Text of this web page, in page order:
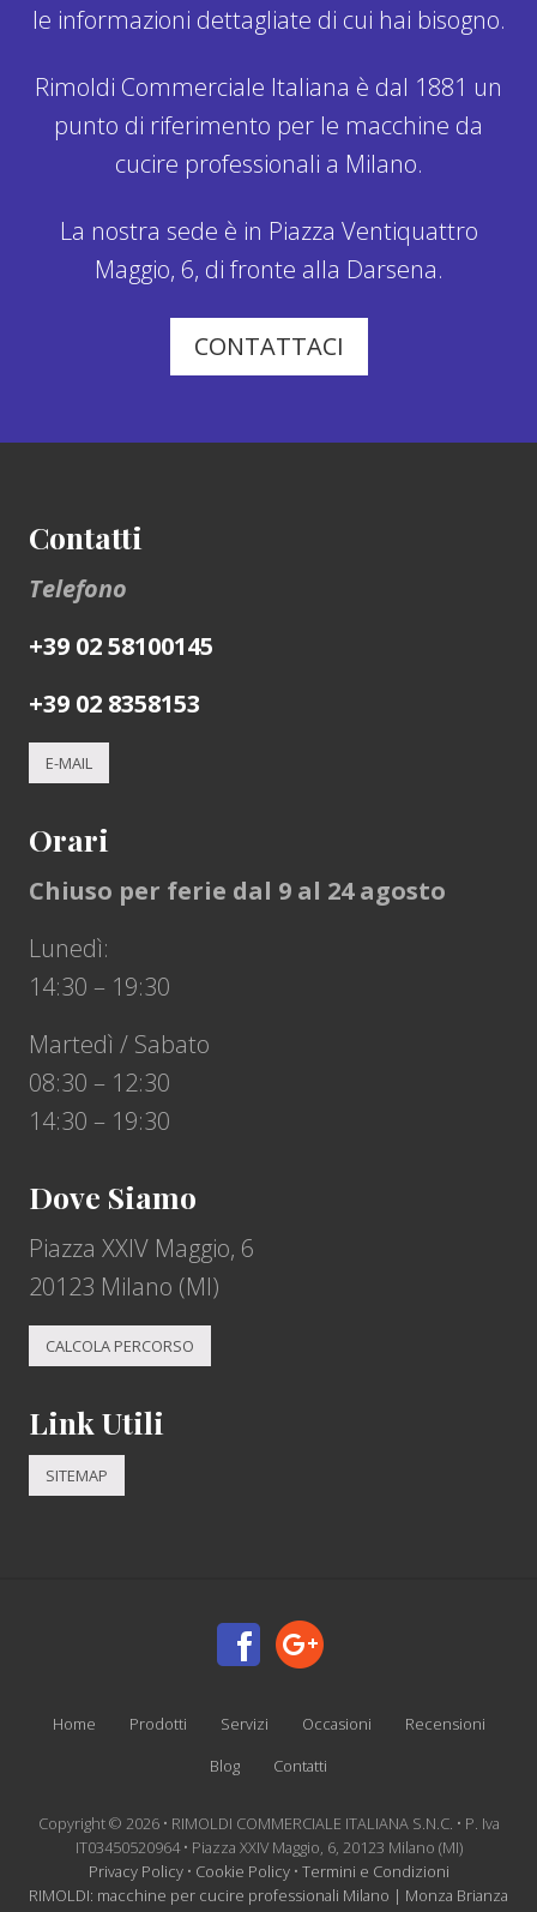
le informazioni dettagliate di cui hai bisogno.
Rimoldi Commerciale Italiana è dal 1881 un
punto di riferimento per le macchine da
cucire professionali a Milano.
La nostra sede è in Piazza Ventiquattro
Maggio, 6, di fronte alla Darsena.
CONTATTACI
Contatti
Telefono
+39 02 58100145
+39 02 8358153
E-MAIL
Orari
Chiuso per ferie dal 9 al 24 agosto
Lunedì:
14:30 – 19:30
Martedì / Sabato
08:30 – 12:30
14:30 – 19:30
Dove Siamo
Piazza XXIV Maggio, 6
20123 Milano (MI)
CALCOLA PERCORSO
Link Utili
SITEMAP
Home Prodotti Servizi Occasioni
Recensioni
Blog
Contatti
Copyright © 2026 • RIMOLDI COMMERCIALE ITALIANA S.N.C. • P. Iva
IT03450520964 • Piazza XXIV Maggio, 6, 20123 Milano (MI)
Privacy Policy• Cookie Policy• Termini e Condizioni
RIMOLDI: macchine per cucire professionali Milano | Monza Brianza